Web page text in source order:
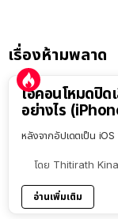
เรื่องห้ามพลาด
ไอคอนโหมดปิด
อย่างไร
หลังจากอัปเดตเป็น
โดย Thitirath
อ่านเพิ่มเติม